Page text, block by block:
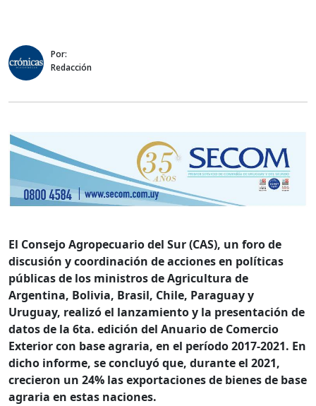
Por:
Redacción
El Consejo Agropecuario del Sur (CAS), un foro de
discusión y coordinación de acciones en políticas
públicas de los ministros de Agricultura de
Argentina, Bolivia, Brasil, Chile, Paraguay y
Uruguay, realizó el lanzamiento y la presentación de
datos de la 6ta. edición del Anuario de Comercio
Exterior con base agraria, en el período 2017-2021. En
dicho informe, se concluyó que, durante el 2021,
crecieron un 24% las exportaciones de bienes de base
agraria en estas naciones.